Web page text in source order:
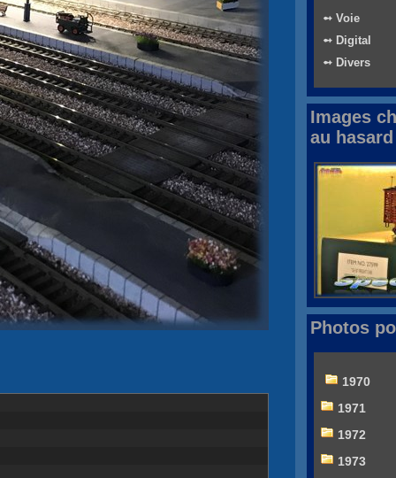
➻ Voie
➻ Digital
➻ Divers
Images
au hasard
Photos
1970
1971
1972
1973